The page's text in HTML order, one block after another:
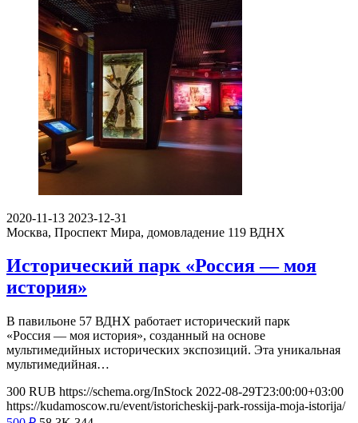
2020-11-13 2023-12-31
Москва, Проспект Мира, домовладение 119 ВДНХ
Исторический парк «Россия — моя
история»
В павильоне 57 ВДНХ работает исторический парк
«Россия — моя история», созданный на основе
мультимедийных исторических экспозиций. Эта уникальная
мультимедийная…
300 RUB https://schema.org/InStock 2022-08-29T23:00:00+03:00
https://kudamoscow.ru/event/istoricheskij-park-rossija-moja-istorija/